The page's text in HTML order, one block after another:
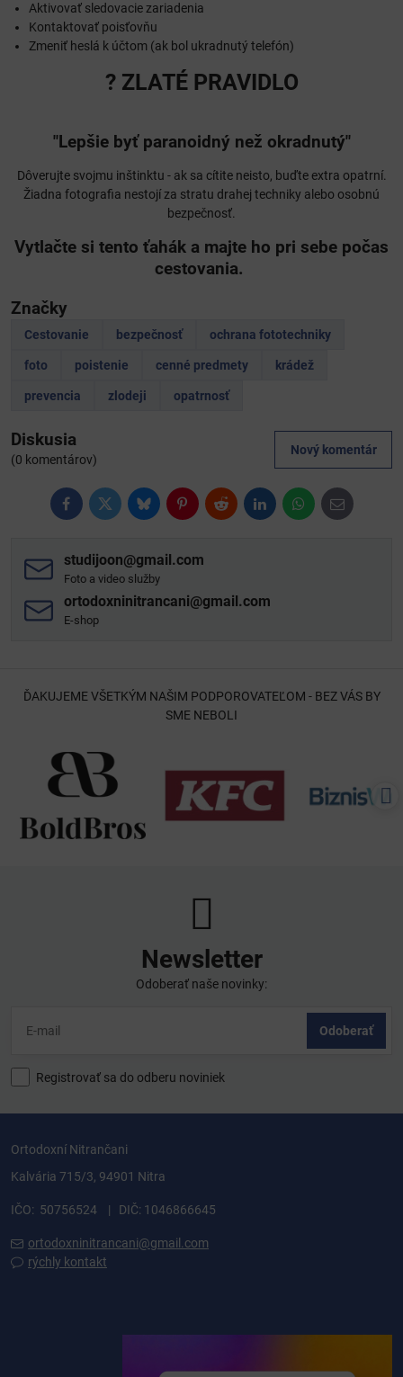
Aktivovať sledovacie zariadenia
Kontaktovať poisťovňu
Zmeniť heslá k účtom (ak bol ukradnutý telefón)
? ZLATÉ PRAVIDLO
"Lepšie byť paranoidný než okradnutý"
Dôverujte svojmu inštinktu - ak sa cítite neisto, buďte extra opatrní.
Žiadna fotografia nestojí za stratu drahej techniky alebo osobnú
bezpečnosť.
Vytlačte si tento ťahák a majte ho pri sebe počas
cestovania.
Značky
Cestovanie bezpečnosť ochrana fototechniky
foto poistenie cenné predmety krádež
prevencia zlodeji opatrnosť
Diskusia
(0 komentárov)
Nový komentár
FacebookTwitterBlueskyPinterestRedditLinkedInWhatsApp
E-
mail
studijoon​@gmail​.com
Foto a video služby
ortodoxninitrancani​@gmail​.com
E-shop
ĎAKUJEME VŠETKÝM NAŠIM PODPOROVATEĽOM - BEZ VÁS BY
SME NEBOLI
Newsletter
Odoberať naše novinky:
Odoberať
Registrovať sa do odberu noviniek
Ortodoxní Nitrančani
Kalvária 715/3, 94901 Nitra
IČO: 50756524 | DIČ: 1046866645
ortodoxninitrancani@gmail.com
rýchly kontakt